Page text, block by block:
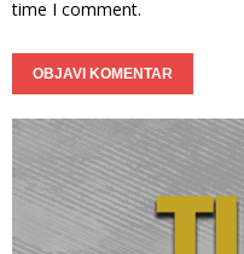
time I comment.